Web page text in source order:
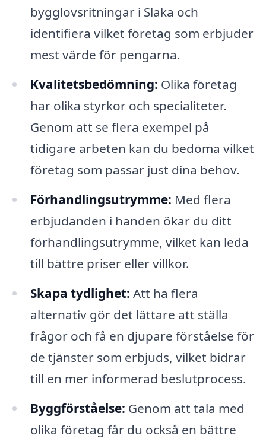
bygglovsritningar i Slaka och
identifiera vilket företag som erbjuder
mest värde för pengarna.
Kvalitetsbedömning: Olika företag
har olika styrkor och specialiteter.
Genom att se flera exempel på
tidigare arbeten kan du bedöma vilket
företag som passar just dina behov.
Förhandlingsutrymme: Med flera
erbjudanden i handen ökar du ditt
förhandlingsutrymme, vilket kan leda
till bättre priser eller villkor.
Skapa tydlighet: Att ha flera
alternativ gör det lättare att ställa
frågor och få en djupare förståelse för
de tjänster som erbjuds, vilket bidrar
till en mer informerad beslutprocess.
Byggförståelse: Genom att tala med
olika företag får du också en bättre